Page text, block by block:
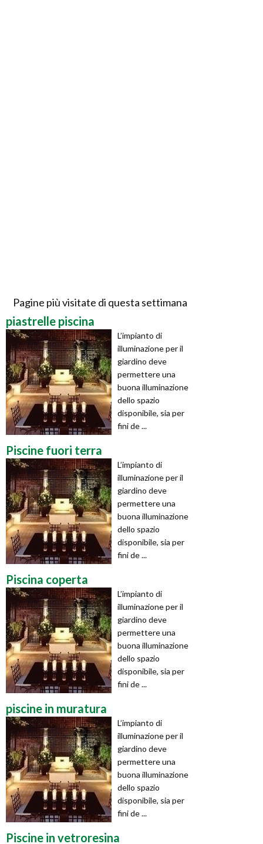
Pagine più visitate di questa settimana
piastrelle piscina
L’impianto di
illuminazione per il
giardino deve
permettere una
buona illuminazione
dello spazio
disponibile, sia per
fini de ...
Piscine fuori terra
L’impianto di
illuminazione per il
giardino deve
permettere una
buona illuminazione
dello spazio
disponibile, sia per
fini de ...
Piscina coperta
L’impianto di
illuminazione per il
giardino deve
permettere una
buona illuminazione
dello spazio
disponibile, sia per
fini de ...
piscine in muratura
L’impianto di
illuminazione per il
giardino deve
permettere una
buona illuminazione
dello spazio
disponibile, sia per
fini de ...
Piscine in vetroresina